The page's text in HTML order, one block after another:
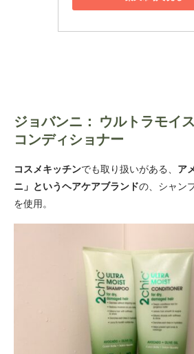
ジョバンニ： ウルトラモイ
コンディショナー
コスメキッチンでも取り扱いがある、 ア
ニ」というヘアケアブランドの、シャン
を使用。